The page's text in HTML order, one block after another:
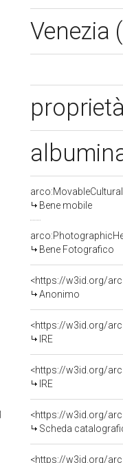
Venezia
Bene mobile
Bene Fotografico
<https://w3id.org/
Anonimo
<https://w3id.org/
IRE
<https://w3id.org/
IRE
<https://w3id.org/
Scheda
<https://w3id.org/